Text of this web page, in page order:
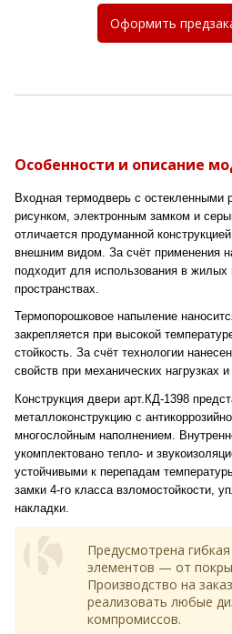
Оформить
Особенности и описание
Входная термодверь с
рисунком, электронным замком и
отличается продуманной
внешним видом. За счёт применения
подходит для использования в жилых
пространствах.
Термопорошковое напыление
закрепляется при высокой
стойкость. За счёт технологии
свойств при механических нагрузках
Конструкция двери арт.КД-1398
металлоконструкцию с
многослойным наполнением.
укомплектовано тепло- и
устойчивыми к перепадам
замки 4-го класса взломостойкости,
накладки.
Предусмотрена
элементов — от
Производство на
реализовать любые
компромиссов.